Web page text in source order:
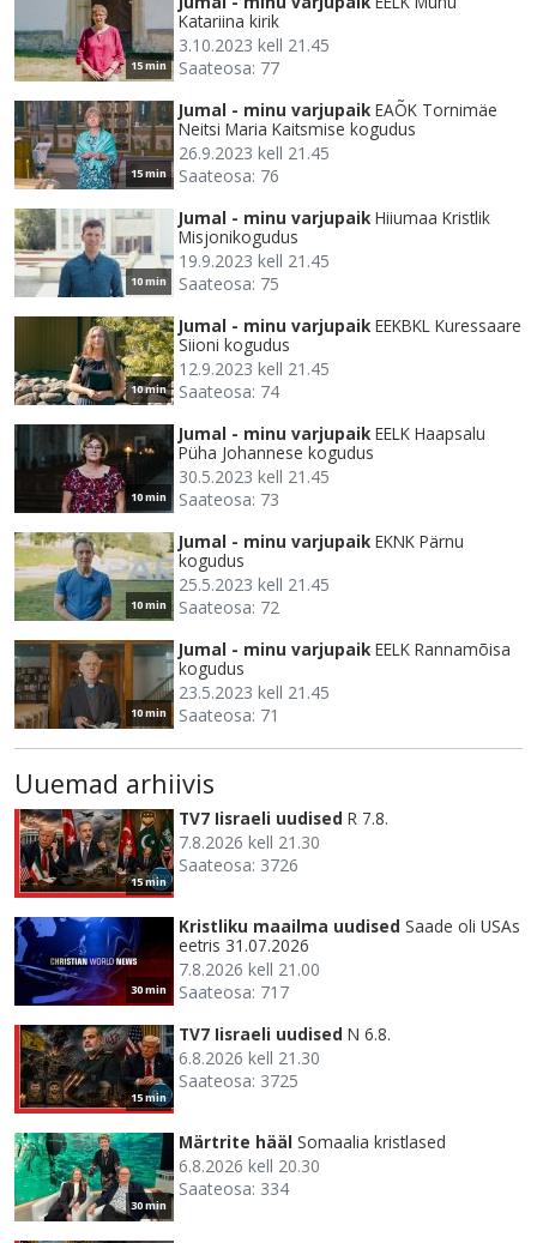
15 min
Katariina kirik
3.10.2023 kell 21.45
Saateosa: 77
15 min
Jumal - minu varjupaik EAÕK Tornimäe
Neitsi Maria Kaitsmise kogudus
26.9.2023 kell 21.45
Saateosa: 76
10 min
Jumal - minu varjupaik Hiiumaa Kristlik
Misjonikogudus
19.9.2023 kell 21.45
Saateosa: 75
10 min
Jumal - minu varjupaik EEKBKL Kuressaare
Siioni kogudus
12.9.2023 kell 21.45
Saateosa: 74
10 min
Jumal - minu varjupaik EELK Haapsalu
Püha Johannese kogudus
30.5.2023 kell 21.45
Saateosa: 73
10 min
Jumal - minu varjupaik EKNK Pärnu
kogudus
25.5.2023 kell 21.45
Saateosa: 72
10 min
Jumal - minu varjupaik EELK Rannamõisa
kogudus
23.5.2023 kell 21.45
Saateosa: 71
Uuemad arhiivis
15 min
TV7 Iisraeli uudised R 7.8.
7.8.2026 kell 21.30
Saateosa: 3726
30 min
Kristliku maailma uudised Saade oli USAs
eetris 31.07.2026
7.8.2026 kell 21.00
Saateosa: 717
15 min
TV7 Iisraeli uudised N 6.8.
6.8.2026 kell 21.30
Saateosa: 3725
30 min
Märtrite hääl Somaalia kristlased
6.8.2026 kell 20.30
Saateosa: 334